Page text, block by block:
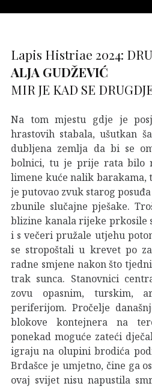
Lapis Histriae 2024:
ALJA GUDŽEVIĆ
MIR JE KAD SE
Na tom mjestu gdje je
hrastovih stabala, ušutkan
dubljena zemlja da bi se
bolnici, tu je prije rata bilo
limene kuće nalik barakama,
je putovao zvuk starog
zbunile slučajne pješake.
blizine kanala rijeke prkosile
i s večeri pružale utjehu
se stropoštali u krevet po
radne smjene nakon što
trak sunca. Stanovnici
zovu opasnim, turskim,
periferijom. Pročelje
blokove kontejnera na
ponekad moguće zateći
igraju na olupini brodića
Brdašce je umjetno, čine ga
ovaj svijet nisu napustila